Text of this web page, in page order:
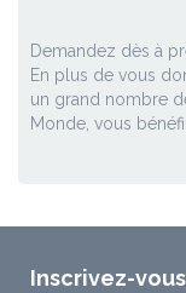
Demandez dès à
En plus de vous
un grand nombre
Monde, vous
Inscrivez-